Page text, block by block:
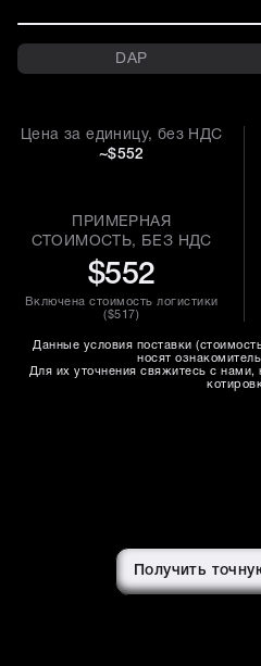
DAP
Цена за единицу, без НДС
~$552
ПРИМЕРНАЯ
СТОИМОСТЬ, БЕЗ НДС
$552
Включена стоимость логистики
($517 )
Данные условия поставки
носят
Для их уточнения свяжитесь с нами,
Получить